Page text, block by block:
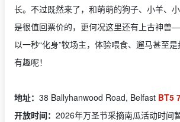
长。不过既然来了，和萌萌的狗子、小羊、
是很值回票价的，更何况这里还有上古神
以一秒“化身”牧场主，体验喂食、遛马甚至
有趣呢！
地址： 38 Ballyhanwood Road, Belfast BT5
开放时间： 2026年万圣节采摘南瓜活动时间